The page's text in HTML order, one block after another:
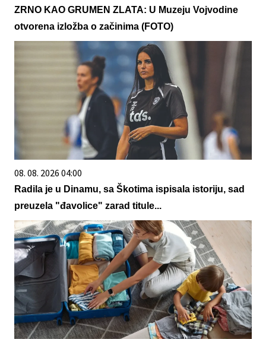
ZRNO KAO GRUMEN ZLATA: U Muzeju Vojvodine
otvorena izložba o začinima (FOTO)
08. 08. 2026 04:00
Radila je u Dinamu, sa Škotima ispisala istoriju, sad
preuzela "đavolice" zarad titule...